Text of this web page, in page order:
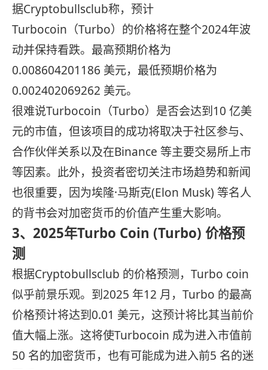
据Cryptobullsclub称，预计
Turbocoin（Turbo）的价格将在整个2024年波
动并保持看跌。最高预期价格为
0.008604201186 美元，最低预期价格为
0.002402069262 美元。
很难说Turbocoin（Turbo）是否会达到10 亿美
元的市值，但该项目的成功将取决于社区参与、
合作伙伴关系以及在Binance 等主要交易所上市
等因素。此外，投资者密切关注市场趋势和新闻
也很重要，因为埃隆·马斯克(Elon Musk) 等名人
的背书会对加密货币的价值产生重大影响。
3、2025年Turbo Coin (Turbo) 价格预
测
根据Cryptobullsclub 的价格预测，Turbo coin
似乎前景乐观。到2025 年12 月，Turbo 的最高
价格预计将达到0.01 美元，这预计将比其当前价
值大幅上涨。这将使Turbocoin 成为进入市值前
50 名的加密货币，也有可能成为进入前5 名的迷